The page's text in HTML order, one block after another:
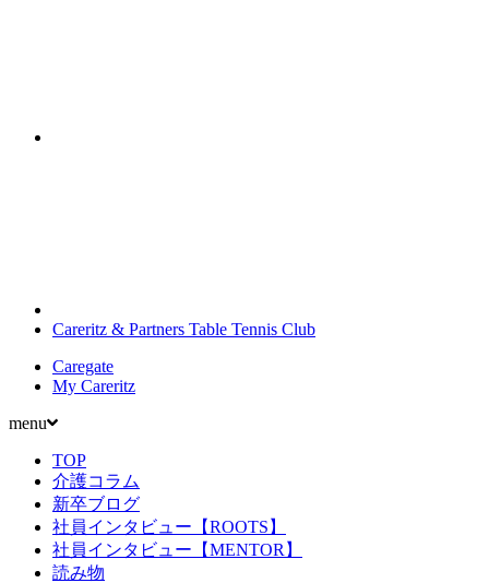
Careritz & Partners Table Tennis Club
Caregate
My Careritz
menu
TOP
介護コラム
新卒ブログ
社員インタビュー【ROOTS】
社員インタビュー【MENTOR】
読み物